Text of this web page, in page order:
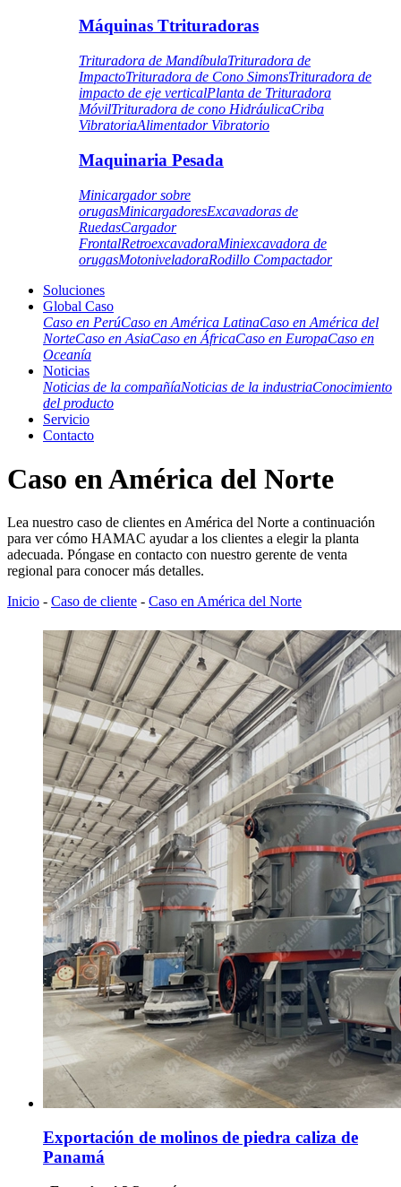
Máquinas Ttrituradoras
Trituradora de MandíbulaTrituradora de
ImpactoTrituradora de Cono SimonsTrituradora de
impacto de eje verticalPlanta de Trituradora
MóvilTrituradora de cono HidráulicaCriba
VibratoriaAlimentador Vibratorio
Maquinaria Pesada
Minicargador sobre
orugasMinicargadoresExcavadoras de
RuedasCargador
FrontalRetroexcavadoraMiniexcavadora de
orugasMotoniveladoraRodillo Compactador
Soluciones
Global Caso
Caso en PerúCaso en América LatinaCaso en América del
NorteCaso en AsiaCaso en ÁfricaCaso en EuropaCaso en
Oceanía
Noticias
Noticias de la compañíaNoticias de la industriaConocimiento
del producto
Servicio
Contacto
Caso en América del Norte
Lea nuestro caso de clientes en América del Norte a continuación
para ver cómo HAMAC ayudar a los clientes a elegir la planta
adecuada. Póngase en contacto con nuestro gerente de venta
regional para conocer más detalles.
Inicio - Caso de cliente - Caso en América del Norte
Exportación de molinos de piedra caliza de
Panamá